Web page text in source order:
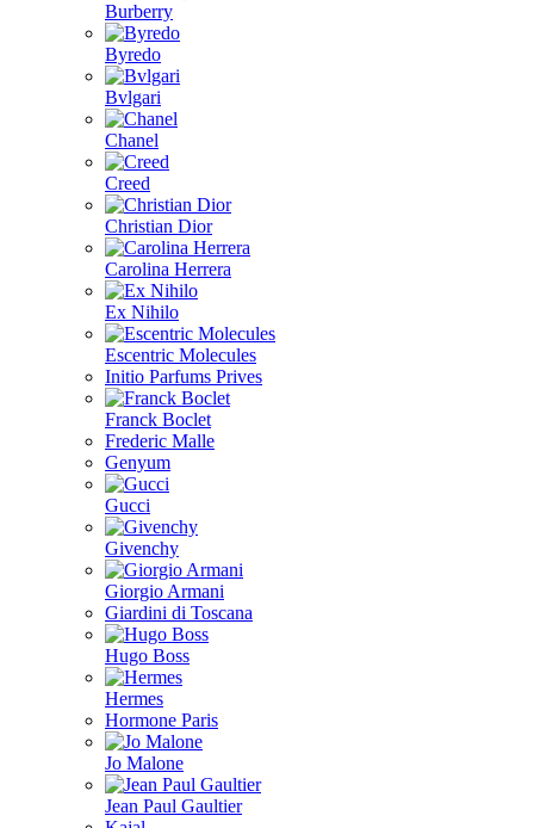
Burberry
Byredo
Bvlgari
Chanel
Creed
Christian Dior
Carolina Herrera
Ex Nihilo
Escentric Molecules
Initio Parfums Prives
Franck Boclet
Frederic Malle
Genyum
Gucci
Givenchy
Giorgio Armani
Giardini di Toscana
Hugo Boss
Hermes
Hormone Paris
Jo Malone
Jean Paul Gaultier